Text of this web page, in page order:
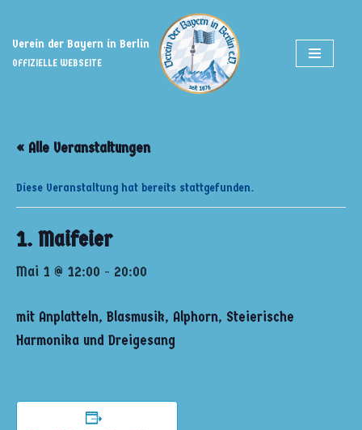
Zum
Inhalt
Verein der Bayern in Berlin
OFFIZIELLE WEBSEITE
« Alle Veranstaltungen
Diese Veranstaltung hat bereits stattgefunden.
1. Maifeier
Mai 1 @ 12:00 - 20:00
mit Anplatteln, Blasmusik, Alphorn, Steierische
Harmonika und Dreigesang